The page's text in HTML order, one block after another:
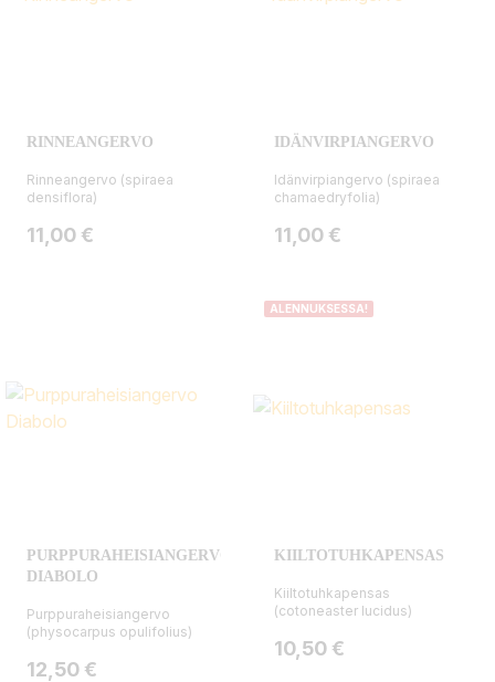
RINNEANGERVO
Rinneangervo (spiraea
densiflora)
Hinta
11,00 €
IDÄNVIRPIANGERVO
Idänvirpiangervo (spiraea
chamaedryfolia)
Hinta
11,00 €
PURPPURAHEISIANGERVO
DIABOLO
Purppuraheisiangervo
(physocarpus opulifolius)
Hinta
12,50 €
ALENNUKSESSA!
KIILTOTUHKAPENSAS
Kiiltotuhkapensas
(cotoneaster lucidus)
Hinta
10,50 €